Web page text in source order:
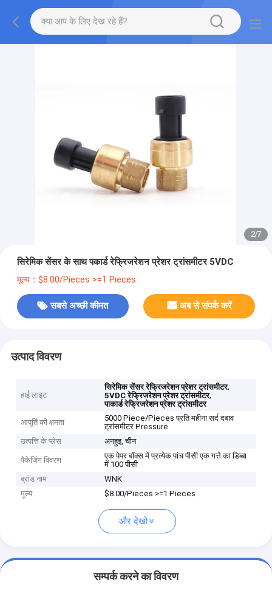
2/7
सिरेमिक सेंसर के साथ पकार्ड रेफ्रिजरेशन प्रेशर ट्रांसमीटर 5VDC
मूल्य：$8.00/Pieces >=1 Pieces
सबसे अच्छी कीमत अब से संपर्क करें
उत्पाद विवरण
हाई लाइट
सिरेमिक सेंसर रेफ्रिजरेशन प्रेशर ट्रांसमीटर,
5VDC रेफ्रिजरेशन प्रेशर ट्रांसमीटर,
पाकार्ड रेफ्रिजरेशन प्रेशर ट्रांसमीटर
आपूर्ति की क्षमता
5000 Piece/Pieces प्रति महीना सर्द दबाव
ट्रांसमीटर Pressure
उत्पत्ति के प्लेस
अनहुइ, चीन
पैकेजिंग विवरण
एक पेपर बॉक्स में प्रत्येक पांच पीसी एक गत्ते का डिब्बा
में 100 पीसी
ब्रांड नाम
WNK
मूल्य
$8.00/Pieces >=1 Pieces
और देखो
सम्पर्क करने का विवरण